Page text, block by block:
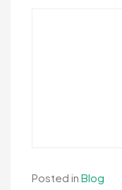
Posted in Blog